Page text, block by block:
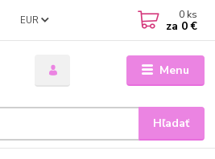
Menu
EUR
Hľadať
0 ks
za 0 €